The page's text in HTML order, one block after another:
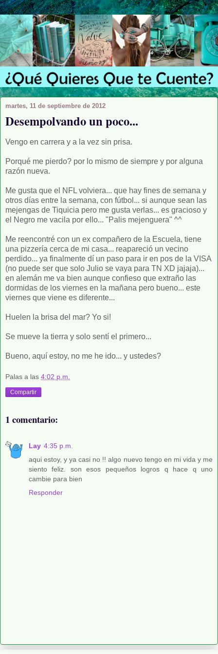
martes, 11 de septiembre de 2012
Desempolvando un poco...
Vengo en carrera y a la vez sin prisa.
Porqué me pierdo? por lo mismo de siempre y por alguna
razón nueva.
Me gusta que el NFL volviera... que hay fines de semana y
otros días entre la semana, con fútbol... si aunque sean las
mejengas de Tiquicia pero me gusta verlas... es gracioso y
el Negro me vacila por ello... "Palis mejenguera" ^^
Me reencontré con un ex compañero de la Escuela, tiene
una pizzería cerca de mi casa... reapareció un vecino
perdido... ya finalmente dí un paso para ir en pos de la VISA
(no puede ser que solo Julio se vaya para TN XD jajaja)...
en alemán me va bien aunque confieso que extraño las
dormidas de los viernes en la mañana pero bueno... este
viernes que viene es diferente...
Huelen la brisa del mar? Yo si!
Se mueve la tierra y solo sentí el primero...
Bueno, aquí estoy, no me he ido... y ustedes?
Palas a las 4:02 p.m.
Compartir
1 comentario:
Lay 4:35 p.m.
aqui estoy, y ya casi no !! algo nuevo tengo en mi vida y me
siento feliz. son esos pequeños logros q hace q uno
cambie para bien
Responder